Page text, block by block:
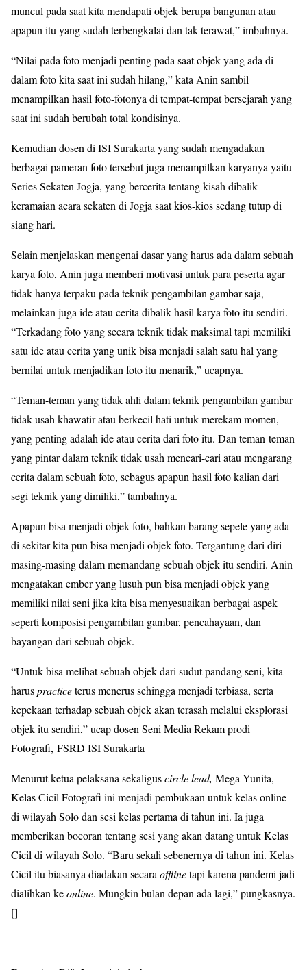
muncul pada saat kita mendapati objek berupa bangunan atau
apapun itu yang sudah terbengkalai dan tak terawat,” imbuhnya.
“Nilai pada foto menjadi penting pada saat objek yang ada di
dalam foto kita saat ini sudah hilang,” kata Anin sambil
menampilkan hasil foto-fotonya di tempat-tempat bersejarah yang
saat ini sudah berubah total kondisinya.
Kemudian dosen di ISI Surakarta yang sudah mengadakan
berbagai pameran foto tersebut juga menampilkan karyanya yaitu
Series Sekaten Jogja, yang bercerita tentang kisah dibalik
keramaian acara sekaten di Jogja saat kios-kios sedang tutup di
siang hari.
Selain menjelaskan mengenai dasar yang harus ada dalam sebuah
karya foto, Anin juga memberi motivasi untuk para peserta agar
tidak hanya terpaku pada teknik pengambilan gambar saja,
melainkan juga ide atau cerita dibalik hasil karya foto itu sendiri.
“Terkadang foto yang secara teknik tidak maksimal tapi memiliki
satu ide atau cerita yang unik bisa menjadi salah satu hal yang
bernilai untuk menjadikan foto itu menarik,” ucapnya.
“Teman-teman yang tidak ahli dalam teknik pengambilan gambar
tidak usah khawatir atau berkecil hati untuk merekam momen,
yang penting adalah ide atau cerita dari foto itu. Dan teman-teman
yang pintar dalam teknik tidak usah mencari-cari atau mengarang
cerita dalam sebuah foto, sebagus apapun hasil foto kalian dari
segi teknik yang dimiliki,” tambahnya.
Apapun bisa menjadi objek foto, bahkan barang sepele yang ada
di sekitar kita pun bisa menjadi objek foto. Tergantung dari diri
masing-masing dalam memandang sebuah objek itu sendiri. Anin
mengatakan ember yang lusuh pun bisa menjadi objek yang
memiliki nilai seni jika kita bisa menyesuaikan berbagai aspek
seperti komposisi pengambilan gambar, pencahayaan, dan
bayangan dari sebuah objek.
“Untuk bisa melihat sebuah objek dari sudut pandang seni, kita
haruspracticeterus menerus sehingga menjadi terbiasa, serta
kepekaan terhadap sebuah objek akan terasah melalui eksplorasi
objek itu sendiri,” ucap dosen Seni Media Rekam prodi
Fotografi, FSRD ISI Surakarta
Menurut ketua pelaksana sekaliguscircle lead, Mega Yunita,
Kelas Cicil Fotografi ini menjadi pembukaan untuk kelas online
di wilayah Solo dan sesi kelas pertama di tahun ini. Ia juga
memberikan bocoran tentang sesi yang akan datang untuk Kelas
Cicil di wilayah Solo. “Baru sekali sebenernya di tahun ini. Kelas
Cicil itu biasanya diadakan secara offlinetapi karena pandemi jadi
dialihkan keonline. Mungkin bulan depan ada lagi,” pungkasnya.
[]